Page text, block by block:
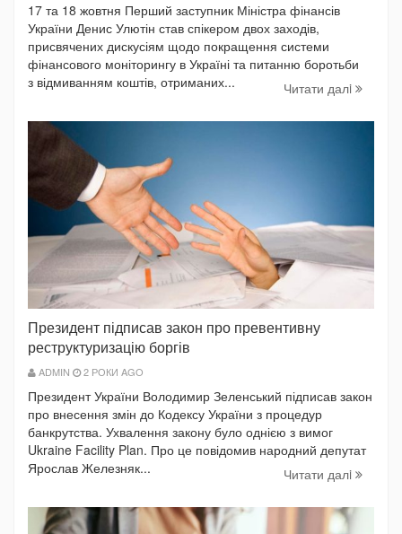
17 та 18 жовтня Перший заступник Міністра фінансів
України Денис Улютін став спікером двох заходів,
присвячених дискусіям щодо покращення системи
фінансового моніторингу в Україні та питанню боротьби
з відмиванням коштів, отриманих...
Читати далi
Президент підписав закон про превентивну
реструктуризацію боргів
ADMIN 2 РОКИ AGO
Президент України Володимир Зеленський підписав закон
про внесення змін до Кодексу України з процедур
банкрутства. Ухвалення закону було однією з вимог
Ukraine Facility Plan. Про це повідомив народний депутат
Ярослав Железняк...
Читати далi